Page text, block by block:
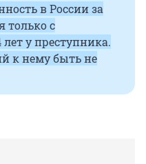
в России за
только с
у преступника.
к нему быть не